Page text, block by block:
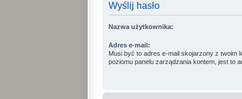
Wyślij hasło
Nazwa użytkownika:
Adres e-mail:
Musi być to adres e-mail skojarzony z twoim
poziomu panelu zarządzania kontem, jest to